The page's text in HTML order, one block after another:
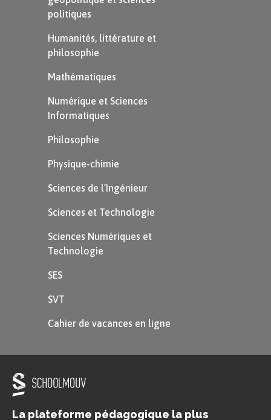
Le premier, le parc de la Vanoise, fut créé
politiques
Humanités, littérature et
philosophie
Mathématiques
Numérique et Sciences
Informatiques
Philosophie
Physique-chimie
Sciences de l’Ingénieur
Sciences et Technologie
Sciences Numériques et
Technologie
SES
SVT
Cahier de vacances en ligne
La plateforme pédagogique la plus